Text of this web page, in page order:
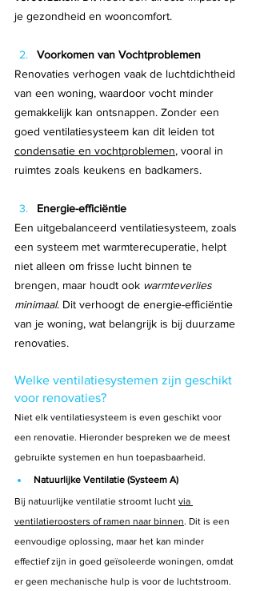
je gezondheid en wooncomfort.
Voorkomen van Vochtproblemen
Renovaties verhogen vaak de luchtdichtheid
van een woning, waardoor vocht minder
gemakkelijk kan ontsnappen. Zonder een
goed ventilatiesysteem kan dit leiden tot
condensatie en vochtproblemen, vooral in
ruimtes zoals keukens en badkamers.
Energie-efficiëntie
Een uitgebalanceerd ventilatiesysteem, zoals
een systeem met warmterecuperatie, helpt
niet alleen om frisse lucht binnen te
brengen, maar houdt ook warmteverlies
minimaal. Dit verhoogt de energie-efficiëntie
van je woning, wat belangrijk is bij duurzame
renovaties.
Welke ventilatiesystemen zijn geschikt
voor renovaties?
Niet elk ventilatiesysteem is even geschikt voor
een renovatie. Hieronder bespreken we de meest
gebruikte systemen en hun toepasbaarheid.
Natuurlijke Ventilatie (Systeem A)
Bij natuurlijke ventilatie stroomt lucht via
ventilatieroosters of ramen naar binnen. Dit is een
eenvoudige oplossing, maar het kan minder
effectief zijn in goed geïsoleerde woningen, omdat
er geen mechanische hulp is voor de luchtstroom.